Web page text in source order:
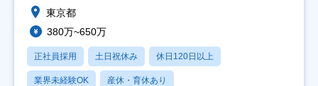
東京都
380万~650万
正社員採用 土日祝休み 休日120日以上
業界未経験OK 産休・育休あり